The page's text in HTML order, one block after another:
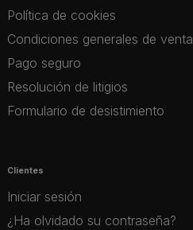
Política de cookies
Condiciones generales de venta
Pago seguro
Resolución de litigios
Formulario de desistimiento
Clientes
Iniciar sesión
¿Ha olvidado su contraseña?